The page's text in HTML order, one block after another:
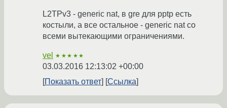
L2TPv3 - generic nat, в gre для pptp есть
костыли, а все остальное - generic nat со
всеми вытекающими ограничениями.
vel ★★★★★
03.03.2016 12:13:02 +00:00
Показать ответ
Ссылка